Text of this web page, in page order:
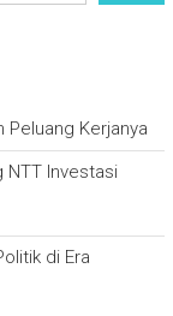
Peluang Kerjanya
NTT Investasi
di Era